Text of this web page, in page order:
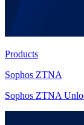
Products
Sophos ZTNA
Sophos ZTNA